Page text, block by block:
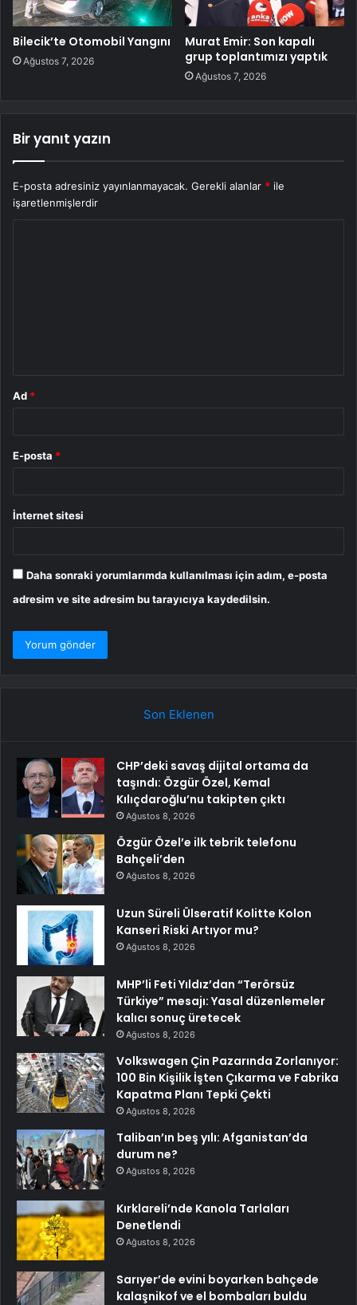
Bilecik’te Otomobil Yangını
Ağustos 7, 2026
Murat Emir: Son kapalı
grup toplantımızı yaptık
Ağustos 7, 2026
Bir yanıt yazın
E-posta adresiniz yayınlanmayacak. Gerekli alanlar * ile
işaretlenmişlerdir
Ad *
E-posta *
İnternet sitesi
Daha sonraki yorumlarımda kullanılması için adım, e-posta
adresim ve site adresim bu tarayıcıya kaydedilsin.
Son Eklenen
CHP’deki savaş dijital ortama da
taşındı: Özgür Özel, Kemal
Kılıçdaroğlu’nu takipten çıktı
Ağustos 8, 2026
Özgür Özel’e ilk tebrik telefonu
Bahçeli’den
Ağustos 8, 2026
Uzun Süreli Ülseratif Kolitte Kolon
Kanseri Riski Artıyor mu?
Ağustos 8, 2026
MHP’li Feti Yıldız’dan “Terörsüz
Türkiye” mesajı: Yasal düzenlemeler
kalıcı sonuç üretecek
Ağustos 8, 2026
Volkswagen Çin Pazarında Zorlanıyor:
100 Bin Kişilik İşten Çıkarma ve Fabrika
Kapatma Planı Tepki Çekti
Ağustos 8, 2026
Taliban’ın beş yılı: Afganistan’da
durum ne?
Ağustos 8, 2026
Kırklareli’nde Kanola Tarlaları
Denetlendi
Ağustos 8, 2026
Sarıyer’de evini boyarken bahçede
kalaşnikof ve el bombaları buldu